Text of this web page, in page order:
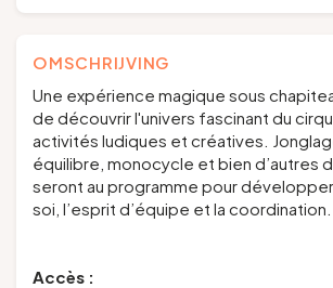
OMSCHRIJVING
Une expérience magique sous
de découvrir l'univers fascinant du
activités ludiques et créatives.
équilibre, monocycle et bien d’autres
seront au programme pour
soi, l’esprit d’équipe et la coordination.
Accès :